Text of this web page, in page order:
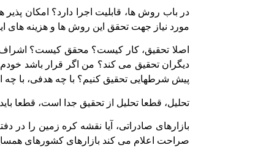
در باب روش ها، قابلیت اجرا دارد؟ امکان
مورد نیاز جهت تحقق این روش ها و هزینه
اصلا تحقیق، کار کیست؟ محقق کیست؟
دیگران تحقیق می کند؟ من اگر قرار باشد
پیش شرطهایی تحقیق کنیم؟ با چه هدفی، با
تحلیل، قطعا تحلیل از تحقیق جدا است، قطعا
بازارهای صادراتی، آیا نقشه کره زمین را
صراحت اعلام می کند بازارهای کشورهای